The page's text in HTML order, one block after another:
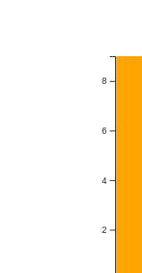
2
4
6
8